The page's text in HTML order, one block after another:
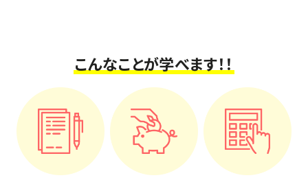
こんなことが学べます！！